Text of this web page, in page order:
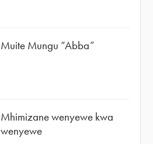
Muite Mungu “Abba”
Mhimizane wenyewe kwa
wenyewe